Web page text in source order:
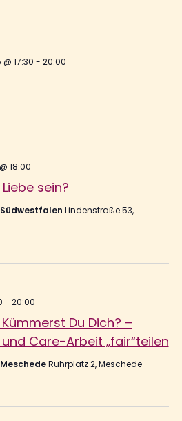
17:30 - 20:00
sein?
18:00
Lindenstraße 53,
Du Dich? –
Care-Arbeit „fair“teilen
- 20:00
Ruhrplatz 2, Meschede